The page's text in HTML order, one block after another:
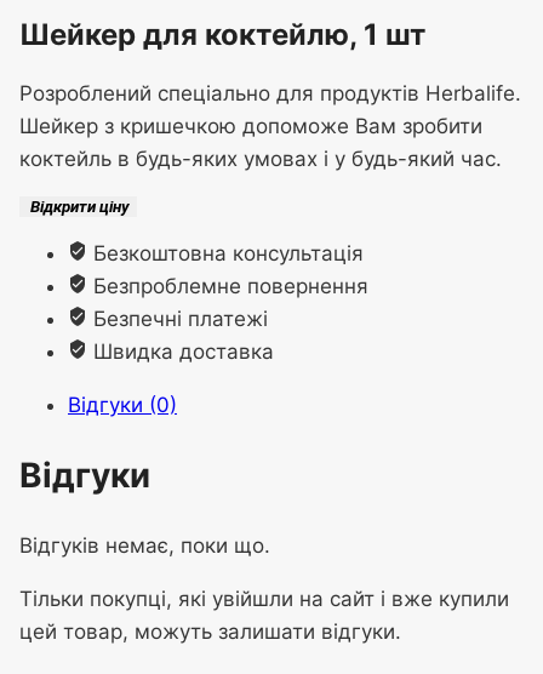
Шейкер для коктейлю, 1 шт
Розроблений спеціально для продуктів Herbalife.
Шейкер з кришечкою допоможе Вам зробити
коктейль в будь-яких умовах і у будь-який час.
Відкрити ціну
Безкоштовна консультація
Безпроблемне повернення
Безпечні платежі
Швидка доставка
Відгуки (0)
Відгуки
Відгуків немає, поки що.
Тільки покупці, які увійшли на сайт і вже купили
цей товар, можуть залишати відгуки.